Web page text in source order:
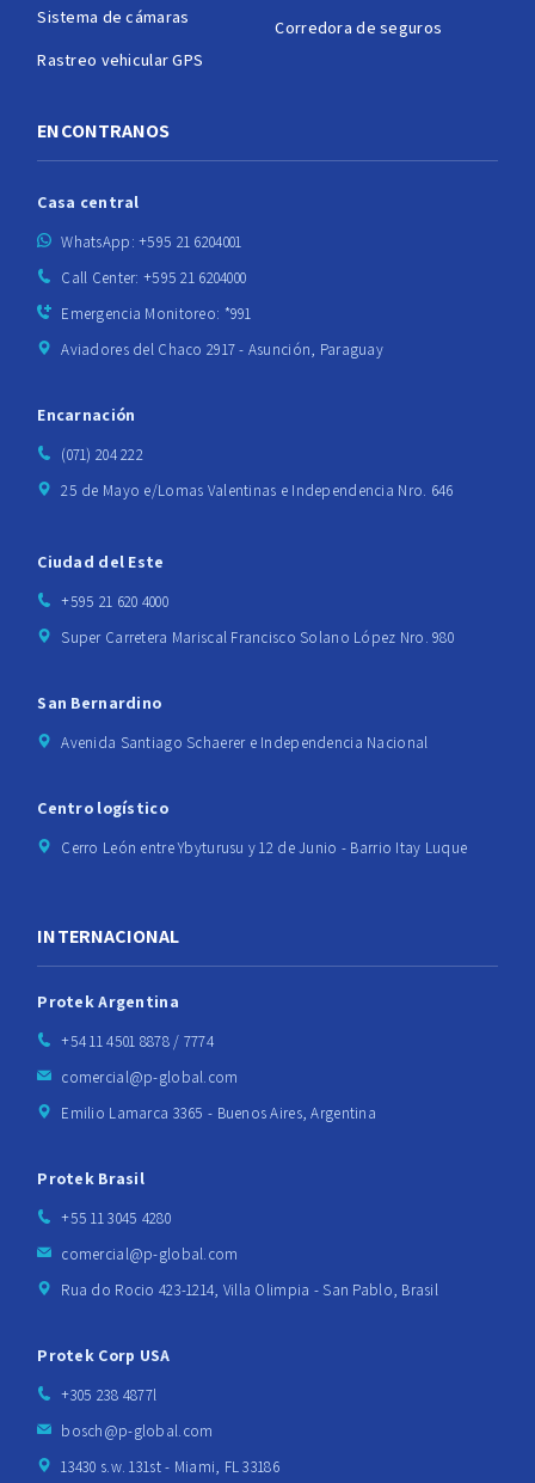
Sistema de cámaras
Rastreo vehicular GPS
Corredora de seguros
ENCONTRANOS
Casa central
WhatsApp: +595 21 6204001
Call Center: +595 21 6204000
Emergencia Monitoreo: *991
Aviadores del Chaco 2917 - Asunción, Paraguay
Encarnación
(071) 204 222
25 de Mayo e/Lomas Valentinas e Independencia Nro. 646
Ciudad del Este
+595 21 620 4000
Super Carretera Mariscal Francisco Solano López Nro. 980
San Bernardino
Avenida Santiago Schaerer e Independencia Nacional
Centro logístico
Cerro León entre Ybyturusu y 12 de Junio - Barrio Itay Luque
INTERNACIONAL
Protek Argentina
+54 11 4501 8878 / 7774
comercial@p-global.com
Emilio Lamarca 3365 - Buenos Aires, Argentina
Protek Brasil
+55 11 3045 4280
comercial@p-global.com
Rua do Rocio 423-1214, Villa Olimpia - San Pablo, Brasil
Protek Corp USA
+305 238 4877l
bosch@p-global.com
13430 s.w. 131st - Miami, FL 33186